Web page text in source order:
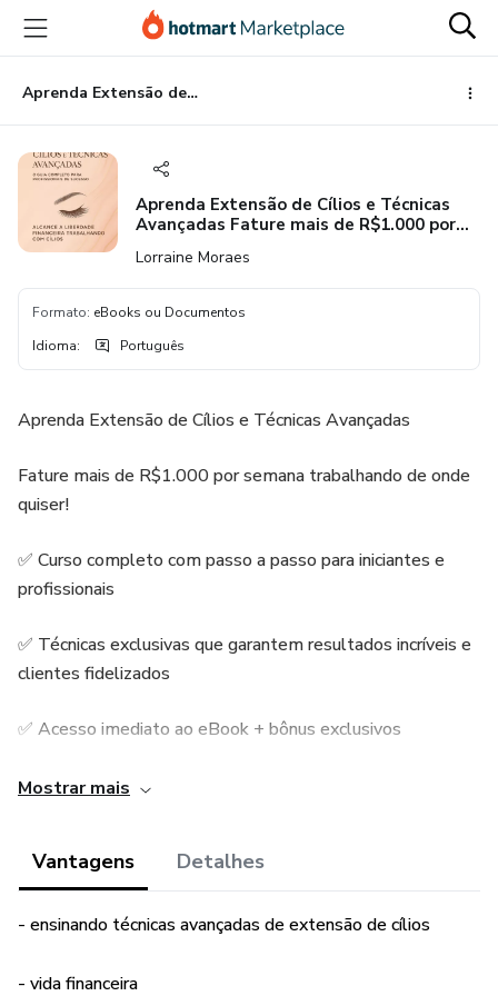
para
conteúdo
principal
para
pagamento
para
rodapé
Aprenda Extensão de Cílios e Técnicas Avançadas Fature mais de R$1.000 por semana trabalhando de onde quiser!
Aprenda Extensão de Cílios e Técnicas
Avançadas Fature mais de R$1.000 por
Lorraine Moraes
Formato: eBooks ou Documentos
Idioma: Português
Aprenda Extensão de Cílios e Técnicas Avançadas
Fature mais de R$1.000 por semana trabalhando de onde
quiser!
✅ Curso completo com passo a passo para iniciantes e
profissionais
✅ Técnicas exclusivas que garantem resultados incríveis e
clientes fidelizados
✅ Acesso imediato ao eBook + bônus exclusivos
⸻
⸻
Mostrar mais
Vantagens Detalhes
- ensinando técnicas avançadas de extensão de cílios
- vida financeira